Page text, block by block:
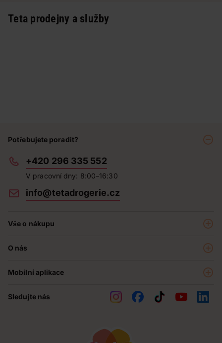
Teta prodejny a služby
Potřebujete poradit?
+420 296 335 552
V pracovní dny: 8:00–16:30
info@tetadrogerie.cz
Vše o nákupu
Prodejny
Obchodní podmínky
O nás
Teta pomáhá
Mobilní aplikace
Sledujte nás